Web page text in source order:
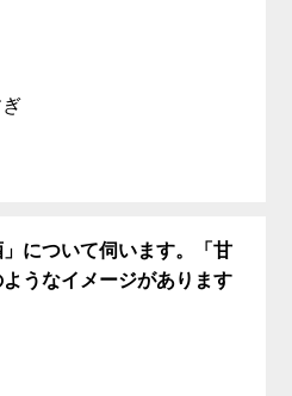
について伺います。「甘
うなイメージがあります